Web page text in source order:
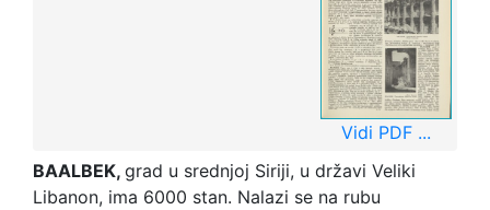
Vidi PDF ...
BAALBEK, grad u srednjoj Siriji, u državi Veliki
Libanon, ima 6000 stan. Nalazi se na rubu